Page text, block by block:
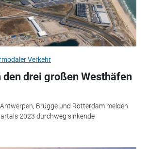
Verkehr
den drei großen Westhäfen
Brügge und Rotterdam melden
2023 durchweg sinkende